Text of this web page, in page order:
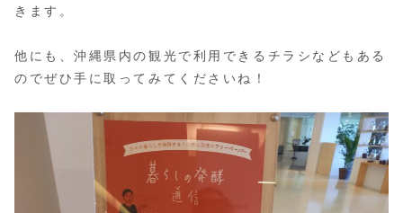
きます。
他にも、沖縄県内の観光で利用できるチラシなどもある
のでぜひ手に取ってみてくださいね！